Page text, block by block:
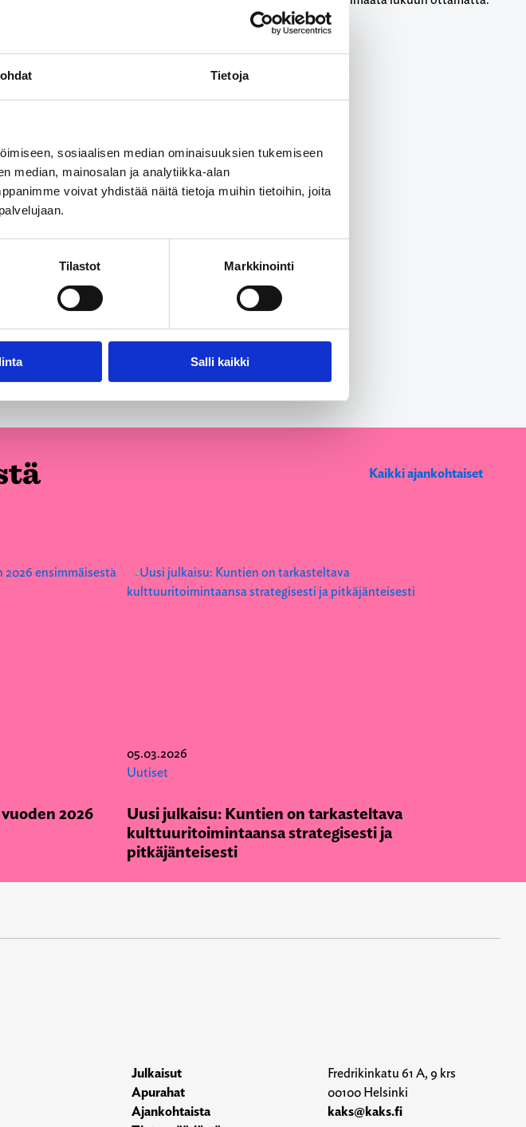
Tietoja
sosiaalisen median ominaisuuksien tukemiseen
median, mainosalan ja analytiikka-alan
voivat yhdistää näitä tietoja muihin tietoihin, joita
Tilastot Markkinointi
Salli kaikki
vajaat kolme prosenttiyksikköä suuntaansa.
Kaikki ajankohtaiset
2026
05.03.2026
Uutiset
Uusi julkaisu: Kuntien on tarkasteltava
kulttuuritoimintaansa strategisesti ja
pitkäjänteisesti
Julkaisut
Apurahat
Ajankohtaista
Fredrikinkatu 61 A, 9 krs
00100 Helsinki
kaks@kaks.fi